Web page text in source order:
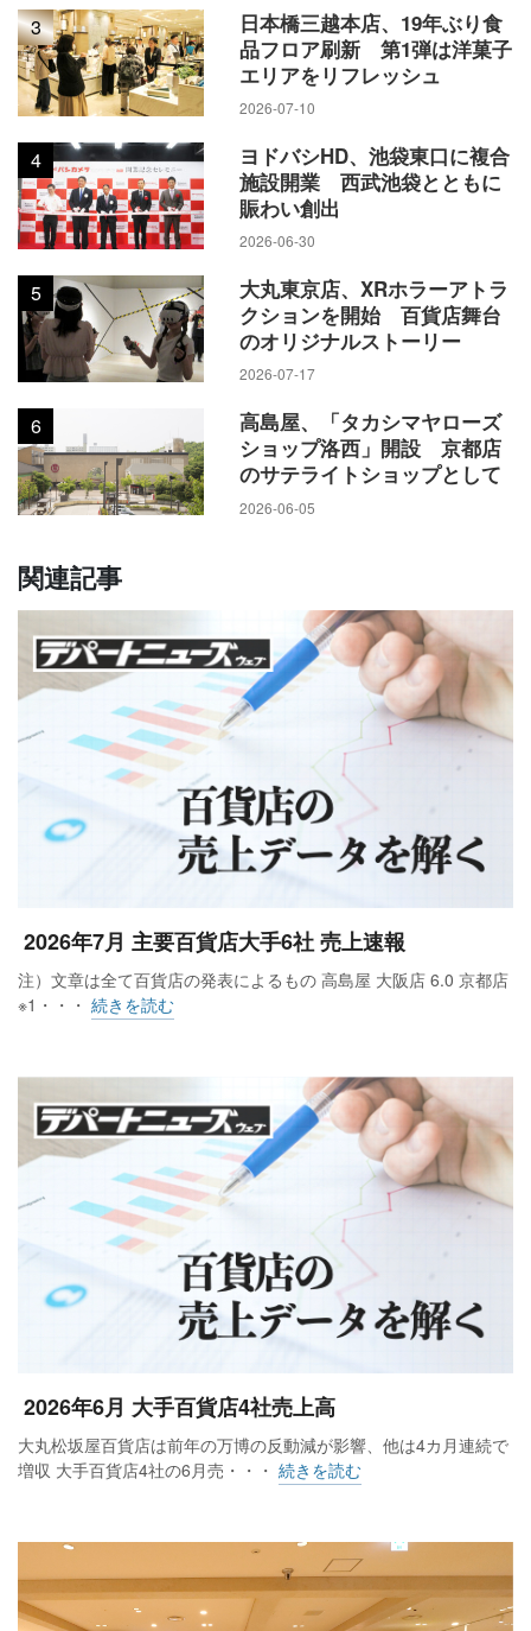
3
日本橋三越本店、19年ぶり食
品フロア刷新 第1弾は洋菓子
エリアをリフレッシュ
2026-07-10
4
ヨドバシHD、池袋東口に複合
施設開業 西武池袋とともに
賑わい創出
2026-06-30
5
大丸東京店、XRホラーアトラ
クションを開始 百貨店舞台
のオリジナルストーリー
2026-07-17
6
高島屋、「タカシマヤローズ
ショップ洛西」開設 京都店
のサテライトショップとして
2026-06-05
関連記事
2026年7月 主要百貨店大手6社 売上速報
注）文章は全て百貨店の発表によるもの 高島屋 大阪店 6.0 京都店
※1・・・ 続きを読む
2026年6月 大手百貨店4社売上高
大丸松坂屋百貨店は前年の万博の反動減が影響、他は4カ月連続で
増収 大手百貨店4社の6月売・・・ 続きを読む